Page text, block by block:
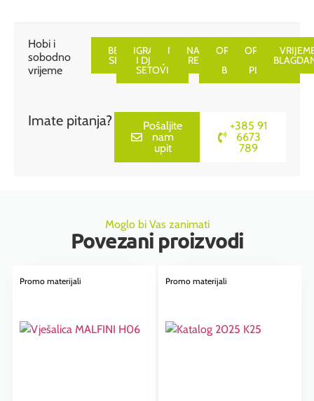
Hobi i
sobodno
vrijeme
BEAUTY
SETOVI
IGRAČKE
I DJEČJI
SETOVI
NAOČALENAVIJAČKI
REKVIZITI
OPREMA
BICIKL
OPREMA
PLAŽU
Imate pitanja?
Pošaljite
nam
upit
+385 91
6673
789
Moglo bi Vas zanimati
Povezani proizvodi
Promo materijali Promo materijali